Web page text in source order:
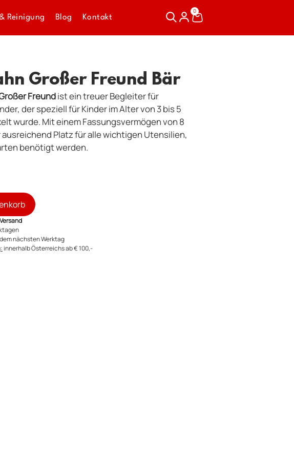
Reinigung Blog Kontakt
0
Großer Freund Bär
Freundist ein treuer Begleiter für
der speziell für Kinder im Alter von 3 bis 5
wurde. Mit einem Fassungsvermögen von 8
Platz für alle wichtigen Utensilien,
benötigt werden.
Versand
nächsten Werktag
innerhalb Österreichs ab € 100,-